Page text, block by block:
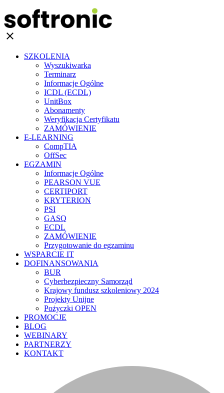
clear
SZKOLENIA
Wyszukiwarka
Terminarz
Informacje Ogólne
ICDL (ECDL)
UnitBox
Abonamenty
Weryfikacja Certyfikatu
ZAMÓWIENIE
E-LEARNING
CompTIA
OffSec
EGZAMIN
Informacje Ogólne
PEARSON VUE
CERTIPORT
KRYTERION
PSI
GASQ
ECDL
ZAMÓWIENIE
Przygotowanie do egzaminu
WSPARCIE IT
DOFINANSOWANIA
BUR
Cyberbezpieczny Samorząd
Krajowy fundusz szkoleniowy 2024
Projekty Unijne
Pożyczki OPEN
PROMOCJE
BLOG
WEBINARY
PARTNERZY
KONTAKT